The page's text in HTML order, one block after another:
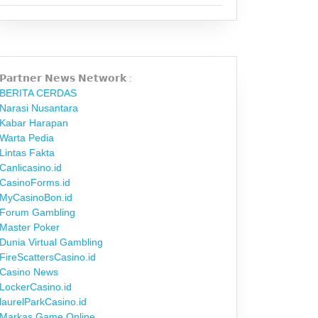
𝗣𝗮𝗿𝘁𝗻𝗲𝗿 𝗡𝗲𝘄𝘀 𝗡𝗲𝘁𝘄𝗼𝗿𝗸 :
BERITA CERDAS
Narasi Nusantara
Kabar Harapan
Warta Pedia
Lintas Fakta
Canlicasino.id
CasinoForms.id
MyCasinoBon.id
Forum Gambling
Master Poker
Dunia Virtual Gambling
FireScattersCasino.id
Casino News
LockerCasino.id
laurelParkCasino.id